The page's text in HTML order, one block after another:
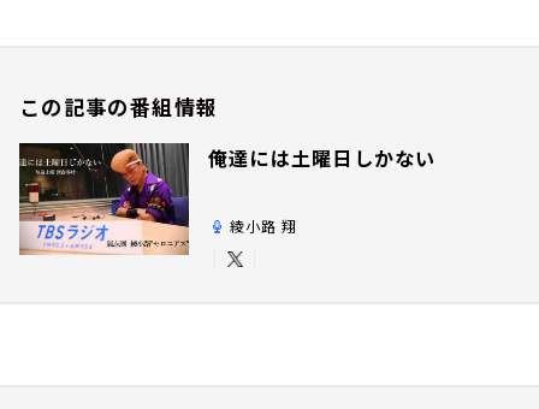
この記事の番組情報
俺達には土曜日しかない
綾小路 翔